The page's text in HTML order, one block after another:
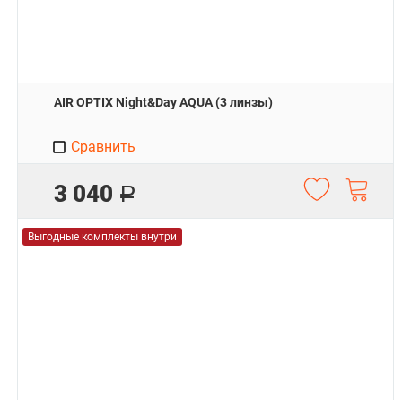
AIR OPTIX Night&Day AQUA (3 линзы)
3 040 Р
Сравнить
Выгодные комплекты внутри